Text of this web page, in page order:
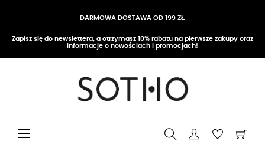
DARMOWA DOSTAWA OD 199 ZŁ
Zapisz się do newslettera, a otrzymasz 10% rabatu na pierwsze zakupy oraz
informacje o nowościach i promocjach!
Przełącz nawigację
☰